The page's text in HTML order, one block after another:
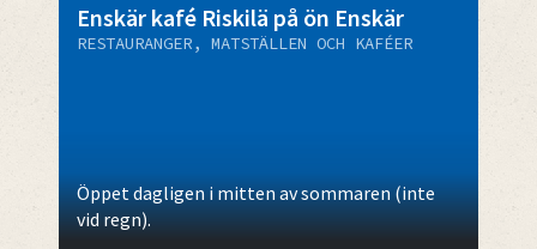
Enskär kafé Riskilä på ön Enskär
RESTAURANGER, MATSTÄLLEN OCH KAFÉER
Öppet dagligen i mitten av sommaren (inte
vid regn).